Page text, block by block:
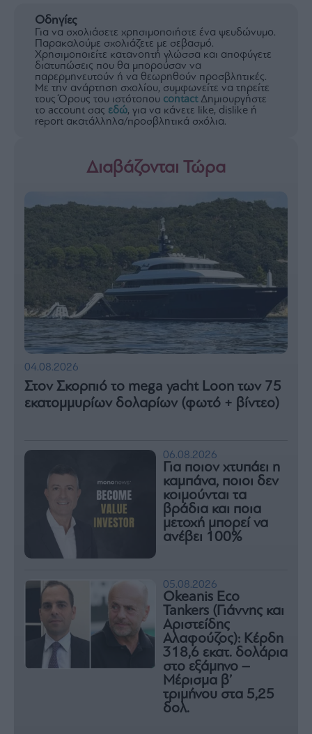
Οδηγίες
Για να σχολιάσετε χρησιμοποιήστε ένα ψευδώνυμο.
Παρακαλούμε σχολιάζετε με σεβασμό.
Χρησιμοποιείτε κατανοητή γλώσσα και αποφύγετε
διατυπώσεις που θα μπορούσαν να
παρερμηνευτούν ή να θεωρηθούν προσβλητικές.
Με την ανάρτηση σχολίου, συμφωνείτε να τηρείτε
τους Όρους του ιστότοπου contactΔημιουργήστε
το account σας εδώ, για να κάνετε like, dislike ή
report ακατάλληλα/προσβλητικά σχόλια.
Διαβάζονται Τώρα
04.08.2026
Στον Σκορπιό το mega yacht Loon των 75
εκατομμυρίων δολαρίων (φωτό + βίντεο)
06.08.2026
Για ποιον χτυπάει η
καμπάνα, ποιοι δεν
κοιμούνται τα
βράδια και ποια
μετοχή μπορεί να
ανέβει 100%
05.08.2026
Okeanis Eco
Tankers (Γιάννης και
Αριστείδης
Αλαφούζος): Κέρδη
318,6 εκατ. δολάρια
στο εξάμηνο –
Μέρισμα β’
τριμήνου στα 5,25
δολ.